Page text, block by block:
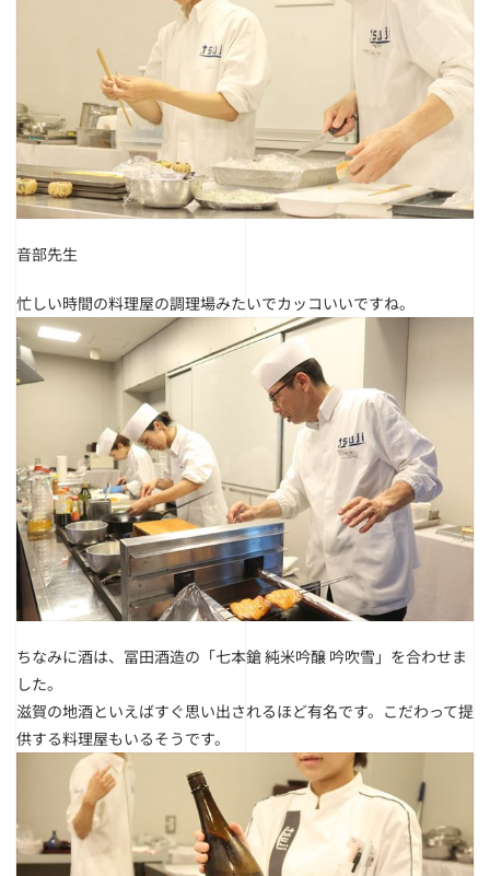
音部先生
忙しい時間の料理屋の調理場みたいでカッコいいですね。
ちなみに酒は、冨田酒造の「七本鎗 純米吟醸 吟吹雪」を合わせま
した。
滋賀の地酒といえばすぐ思い出されるほど有名です。こだわって提
供する料理屋もいるそうです。